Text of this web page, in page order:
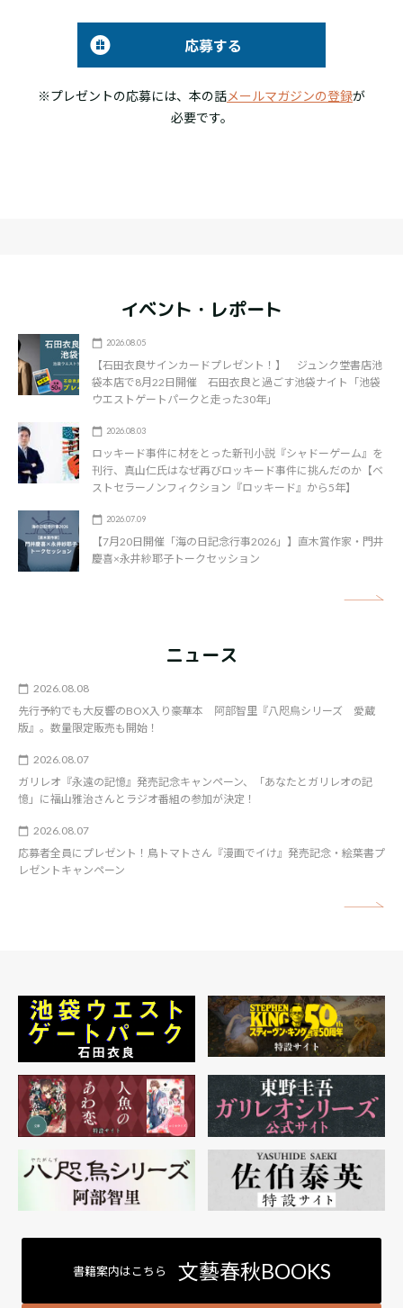
応募する
※プレゼントの応募には、本の話メールマガジンの登録が
必要です。
イベント・レポート
2026.08.05
【石田衣良サインカードプレゼント！】 ジュンク堂書店池
袋本店で8月22日開催 石田衣良と過ごす池袋ナイト「池袋
ウエストゲートパークと走った30年」
2026.08.03
ロッキード事件に材をとった新刊小説『シャドーゲーム』を
刊行、真山仁氏はなぜ再びロッキード事件に挑んだのか【ベ
ストセラーノンフィクション『ロッキード』から5年】
2026.07.09
【7月20日開催「海の日記念行事2026」】直木賞作家・門井
慶喜×永井紗耶子トークセッション
ニュース
2026.08.08
先行予約でも大反響のBOX入り豪華本 阿部智里『八咫烏シリーズ 愛蔵
版』。数量限定販売も開始！
2026.08.07
ガリレオ『永遠の記憶』発売記念キャンペーン、「あなたとガリレオの記
憶」に福山雅治さんとラジオ番組の参加が決定！
2026.08.07
応募者全員にプレゼント！鳥トマトさん『漫画でイけ』発売記念・絵葉書プ
レゼントキャンペーン
書籍案内はこちら 文藝春秋BOOKS